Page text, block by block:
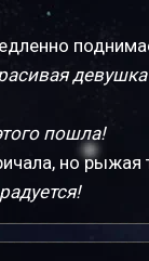
пошла!
но рыжая